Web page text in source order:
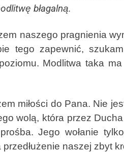
błagalną.
naszego pragnienia
tego zapewnić,
Modlitwa taka
miłości do Pana. Nie
wolą, która przez
Jego wołanie
naszej zbyt